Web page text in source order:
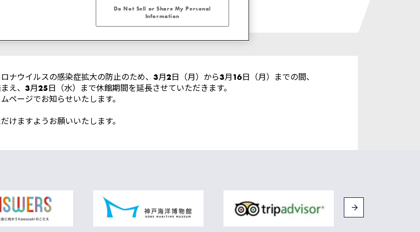
長
ナウイルスの感染症拡大の防止のため、3月2日（月）から3月16日（月）までの間、
え、3月25日（水）まで休館期間を延長させていただきます。
ページでお知らせいたします。
けますようお願いいたします。
Do Not Sell or Share My Personal
Information